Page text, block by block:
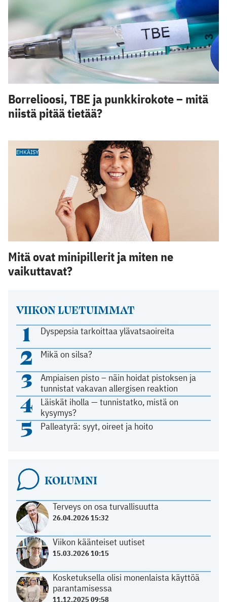
VIIKON LUETUIMMAT
1 Dyspepsia tarkoittaa ylävatsaoireita
2 Mikä on silsa?
3
Ampiaisen pisto – näin hoidat pistoksen ja
tunnistat vakavan allergisen reaktion
4
Läiskät iholla — tunnistatko, mistä on
kysymys?
5 Palleatyrä: syyt, oireet ja hoito
KOLUMNI
Terveys on osa turvallisuutta
26.04.2026 15:32
Viikon käänteiset uutiset
15.03.2026 10:15
Kosketuksella olisi monenlaista käyttöä
parantamisessa
11.12.2025 09:58
Borrelioosi, TBE ja punkkirokote – mitä
niistä pitää tietää?
EHKÄISY
Mitä ovat minipillerit ja miten ne
vaikuttavat?